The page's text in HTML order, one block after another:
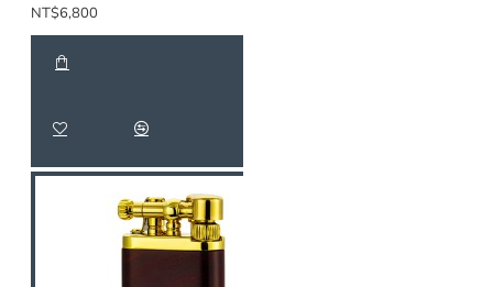
NT$6,800